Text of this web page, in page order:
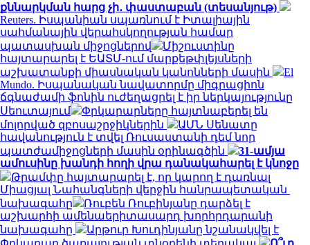
քննարկման հարց չի․ փաստաբան (տեսանյութ)
Reuters. Իսպանիան սպառնում է Իտալիային
սահմանային վերահսկողության համար
պատասխան միջոցներով
Միշուստինը
հայտարարել է ԵԱՏՄ-ում մարքեթփլեյսների
աշխատանքի միասնական կանոնների մասին
El
Mundo. Իսպանական նավատորմը միգրացիոն
ճգնաժամի ֆոնին ուժեղացրել է իր ներկայությունը
Սեուտայում
Փրկարարները հայտնաբերել են
մոլորված զբոսաշրջիկներին
ԱՄՆ Սենատը
հավանություն է տվել Ռուսաստանի դեմ նոր
պատժամիջոցների մասին օրինագծին
31-ամյա
ամուսինը խանդի հողի վրա դանակահարել է կնոջը
Թրամփը հայտարարել է, որ կարող է դառնալ
Միացյալ Նահանգների վերջին հանրապետական ​​
նախագահը
Ռուբեն Ռուբինյանը դարձել է
աշխարհի ամենաերիտասարդ խորհրդարանի
նախագահը
Արթուր Խուդինյանը նշանակվել է